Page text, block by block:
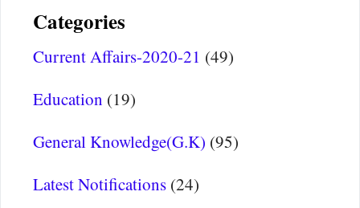
Categories
Current Affairs-2020-21 (49)
Education (19)
General Knowledge(G.K) (95)
Latest Notifications (24)